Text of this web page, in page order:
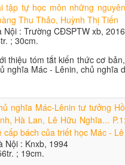
tập tự học môn những
Thu Thảo, Huỳnh Thị Tiến
Nội : Trường CĐSPTW xb, 2016
; 30cm.
thiệu tóm tắt kiến thức cơ
nghĩa Mác - Lênin, chủ nghĩa
nghĩa Mác-Lênin tư tưởng
Hà Lan, Lê Hữu Nghĩa...
cấp bách của triết học Mác -
Nội : Knxb, 1994
; 19cm.